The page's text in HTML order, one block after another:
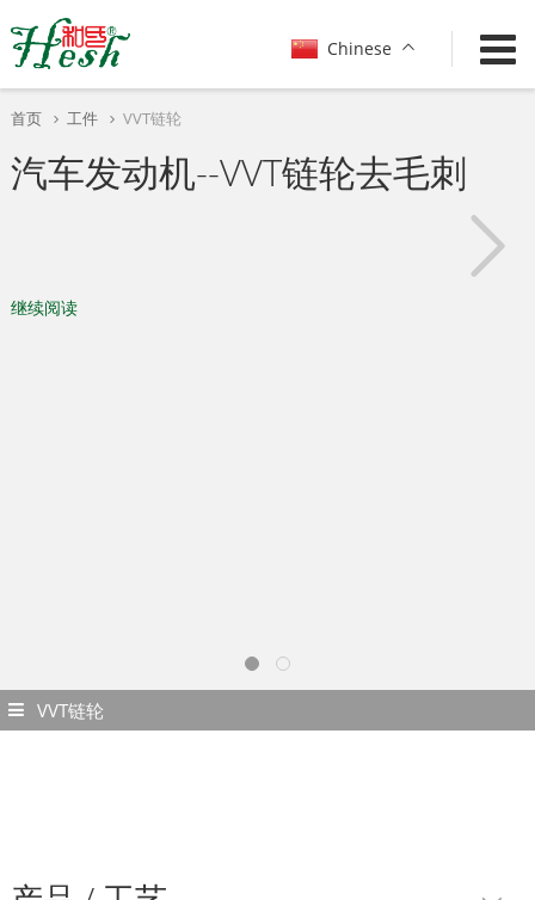
Chinese
首页 工件 VVT链轮
汽车发动机--VVT链轮去毛刺
继续阅读
VVT链轮